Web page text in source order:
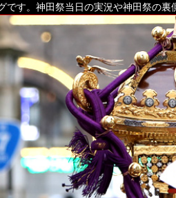
です。神田祭当日の実況や神田祭の